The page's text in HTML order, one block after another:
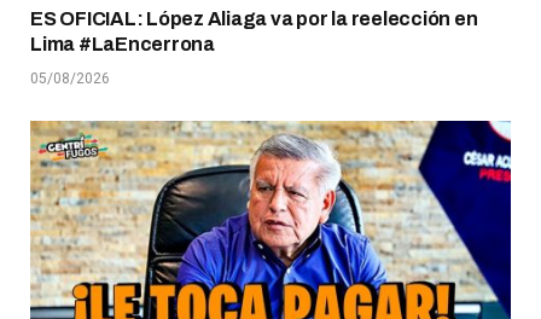
ES OFICIAL: López Aliaga va por la reelección en
Lima #LaEncerrona
05/08/2026